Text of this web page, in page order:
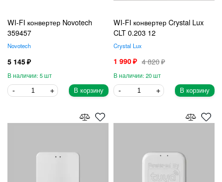
WI-FI конвертер Novotech
359457
Novotech
5 145
5
В корзину
WI-FI конвертер Crystal Lux
CLT 0.203 12
Crystal Lux
1 990 4 820
20
В корзину